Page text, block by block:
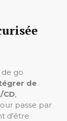
go
de
CD,
passe par
d’être